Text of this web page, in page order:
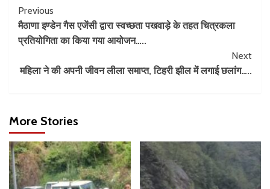
Previous
मैठाणा इण्डेन गैस एजेंसी द्वारा स्वच्छता पखवाड़े के तहत चित्रकला
प्रतियोगिता का किया गया आयोजन…..
Next
महिला ने की अपनी जीवन लीला समाप्त, टिहरी झील में लगाई छलांग…..
More Stories